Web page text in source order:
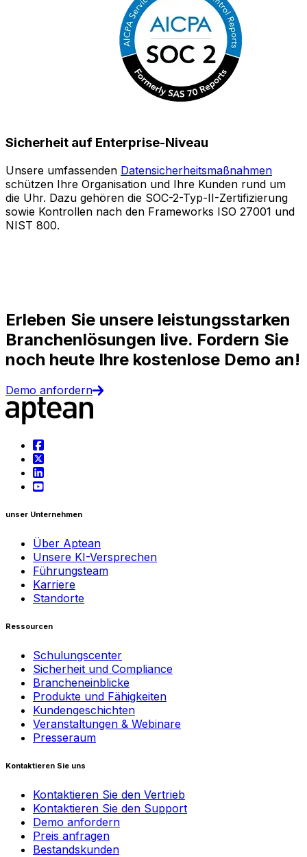
Sicherheit auf Enterprise-Niveau
Unsere umfassenden Datensicherheitsmaßnahmen
schützen Ihre Organisation und Ihre Kunden rund um
die Uhr. Dazu gehören die SOC-2-Typ-II-Zertifizierung
sowie Kontrollen nach den Frameworks ISO 27001 und
NIST 800.
Erleben Sie unsere leistungsstarken
Branchenlösungen live. Fordern Sie
noch heute Ihre kostenlose Demo an!
Demo anfordern
unser Unternehmen
Über Aptean
Unsere KI-Versprechen
Führungsteam
Karriere
Standorte
Ressourcen
Schulungscenter
Sicherheit und Compliance
Brancheneinblicke
Produkte und Fähigkeiten
Kundengeschichten
Veranstaltungen & Webinare
Presseraum
Kontaktieren Sie uns
Kontaktieren Sie den Vertrieb
Kontaktieren Sie den Support
Demo anfordern
Preis anfragen
Bestandskunden